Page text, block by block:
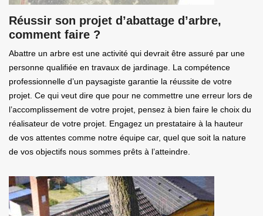
Réussir son projet d’abattage d’arbre,
comment faire ?
Abattre un arbre est une activité qui devrait être assuré par une
personne qualifiée en travaux de jardinage. La compétence
professionnelle d’un paysagiste garantie la réussite de votre
projet. Ce qui veut dire que pour ne commettre une erreur lors de
l’accomplissement de votre projet, pensez à bien faire le choix du
réalisateur de votre projet. Engagez un prestataire à la hauteur
de vos attentes comme notre équipe car, quel que soit la nature
de vos objectifs nous sommes prêts à l’atteindre.